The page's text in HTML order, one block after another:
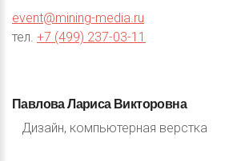
event@mining-media.ru
тел. +7 (499) 237-03-11
ПавловаЛарисаВикторовна
Дизайн, компьютерная верстка